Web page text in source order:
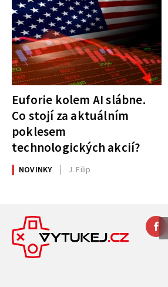
Euforie kolem AI slábne.
Co stojí za aktuálním
poklesem
technologických akcií?
NOVINKY J. Filip